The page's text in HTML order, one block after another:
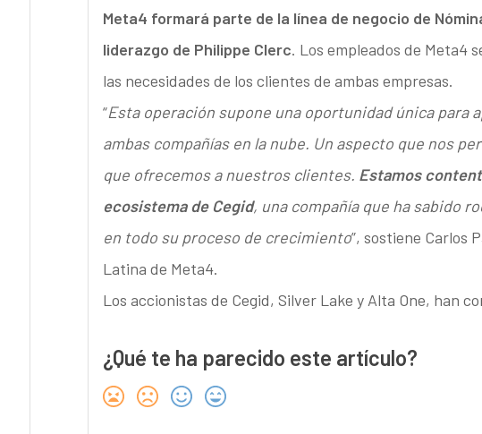
Meta4 formará parte de la línea de negocio de
liderazgo de Philippe Clerc. Los empleados de Meta4
las necesidades de los clientes de ambas empresas.
“Esta operación supone una oportunidad única para
ambas compañías en la nube. Un aspecto que nos
que ofrecemos a nuestros clientes. Estamos
ecosistema de Cegid, una compañía que ha sabido
en todo su proceso de crecimiento”, sostiene Carlos
Latina de Meta4.
Los accionistas de Cegid, Silver Lake y Alta One, han
¿Qué te ha parecido este artículo?